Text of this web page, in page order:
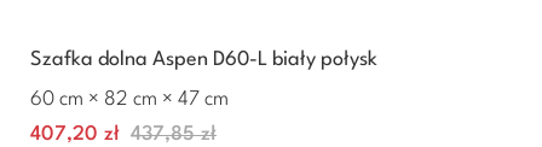
Szafka dolna Aspen D60-L biały połysk
60 cm × 82 cm × 47 cm
Cena
407,20 zł Normalna
437,85 zł